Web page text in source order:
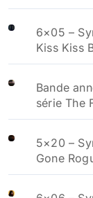
6×05 –
Kiss Kiss
Bande
série The
5×20 –
Gone